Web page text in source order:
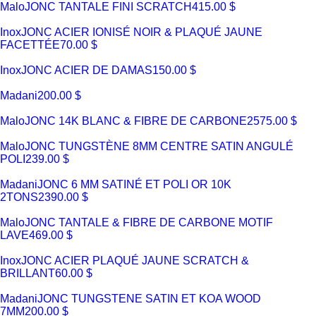
MaloJONC TANTALE FINI SCRATCH415.00 $
InoxJONC ACIER IONISÉ NOIR & PLAQUÉ JAUNE
FACETTÉE70.00 $
InoxJONC ACIER DE DAMAS150.00 $
Madani200.00 $
MaloJONC 14K BLANC & FIBRE DE CARBONE2575.00 $
MaloJONC TUNGSTÈNE 8MM CENTRE SATIN ANGULÉ
POLI 239.00 $
MadaniJONC 6 MM SATINÉ ET POLI OR 10K
2TONS2390.00 $
MaloJONC TANTALE & FIBRE DE CARBONE MOTIF
LAVE469.00 $
InoxJONC ACIER PLAQUÉ JAUNE SCRATCH &
BRILLANT60.00 $
MadaniJONC TUNGSTENE SATIN ET KOA WOOD
7MM200.00 $